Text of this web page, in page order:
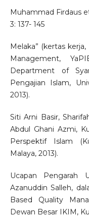
Muhammad Firdaus
3: 137- 145
Melaka” (kertas
Management,
Department of
Pengajian Islam,
2013).
Siti Arni Basir,
Abdul Ghani Azmi,
Perspektif Islam
Malaya, 2013).
Ucapan Pengarah
Azanuddin Salleh,
Based Quality
Dewan Besar IKIM,